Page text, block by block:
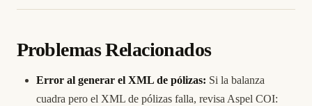
Problemas Relacionados
Error al generar el XML de pólizas: Si la balanza
cuadra pero el XML de pólizas falla, revisa Aspel COI: